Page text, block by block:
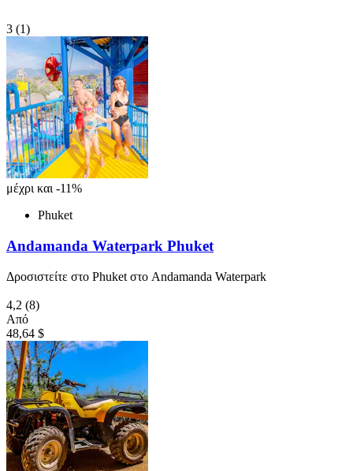
3 (1)
μέχρι και -11%
Phuket
Andamanda Waterpark Phuket
Δροσιστείτε στο Phuket στο Andamanda Waterpark
4,2 (8)
Από
48,64 $